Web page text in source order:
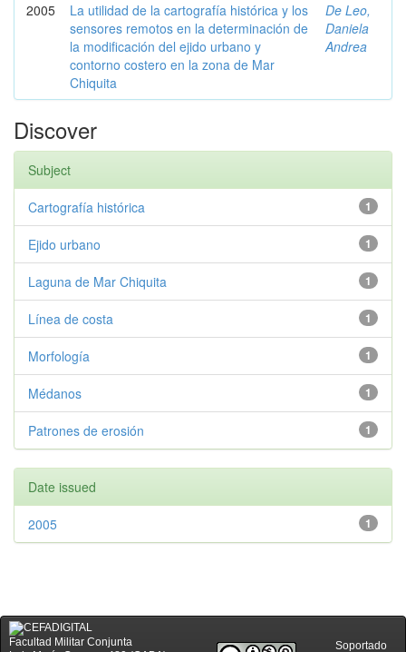
2005
La utilidad de la cartografía histórica y los
sensores remotos en la determinación de
la modificación del ejido urbano y
contorno costero en la zona de Mar
Chiquita
De Leo,
Daniela
Andrea
Discover
Subject
1
Cartografía histórica
1
Ejido urbano
1
Laguna de Mar Chiquita
1
Línea de costa
1
Morfología
1
Médanos
1
Patrones de erosión
Date issued
1
2005
Facultad Militar Conjunta
Soportado